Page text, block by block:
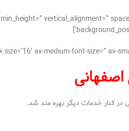
vertical_alignment=”
در کنار خدمات دیگر بهره مند شد.